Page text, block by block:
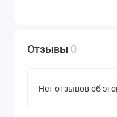
Отзывы 0
Нет отзывов об